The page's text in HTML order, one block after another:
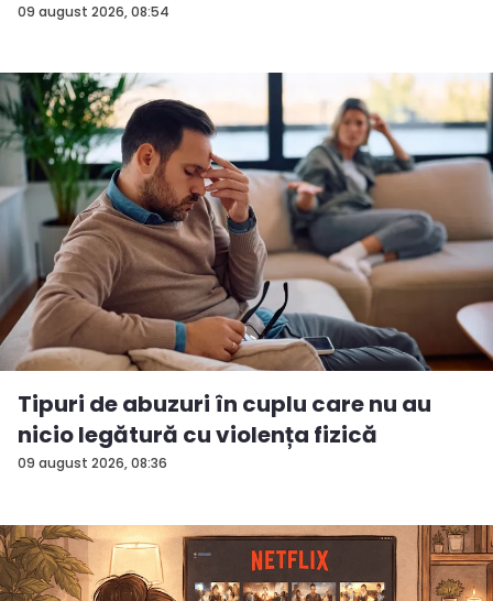
09 august 2026, 08:54
09 august 2026, 08:36
Tipuri de abuzuri în cuplu care nu au
nicio legătură cu violența fizică